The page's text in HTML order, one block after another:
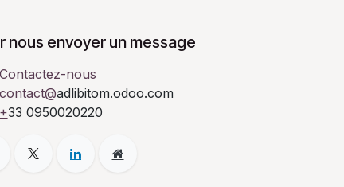
nous envoyer un message
Contactez-nous
contact@adlibitom.odoo.com
+33 0950020220